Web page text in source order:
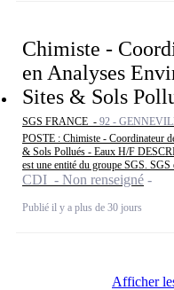
Chimiste -
en Analyses
Sites & Sols
SGS FRANCE - 92 -
POSTE : Chimiste - Coordinateur
& Sols Pollués - Eaux H/F
est une entité du groupe SGS. SGS
CDI - Non renseigné
Publié il y a plus de 30 jours
Afficher